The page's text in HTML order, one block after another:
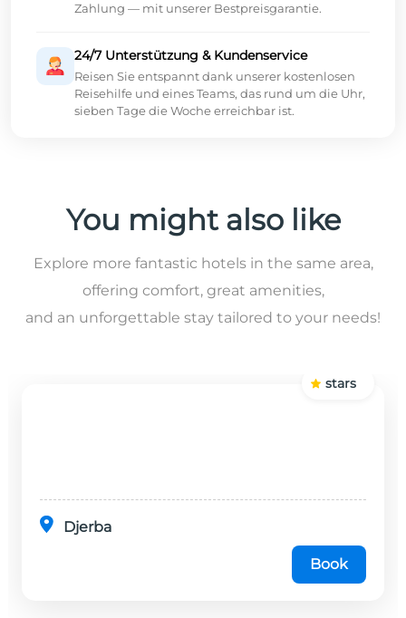
Zahlung — mit unserer Bestpreisgarantie.
24/7 Unterstützung & Kundenservice
Reisen Sie entspannt dank unserer kostenlosen
Reisehilfe und eines Teams, das rund um die Uhr,
sieben Tage die Woche erreichbar ist.
You might also like
Explore more fantastic hotels in the same area,
offering comfort, great amenities,
and an unforgettable stay tailored to your needs!
Djerba
stars
Book